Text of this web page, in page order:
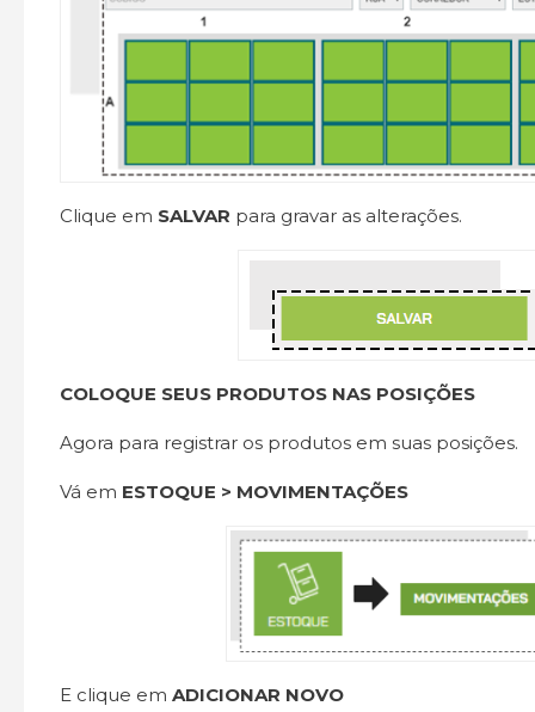
Clique em SALVAR para gravar as alterações.
COLOQUE SEUS PRODUTOS NAS POSIÇÕES
Agora para registrar os produtos em suas posições.
Vá em ESTOQUE > MOVIMENTAÇÕES
E clique em ADICIONAR NOVO